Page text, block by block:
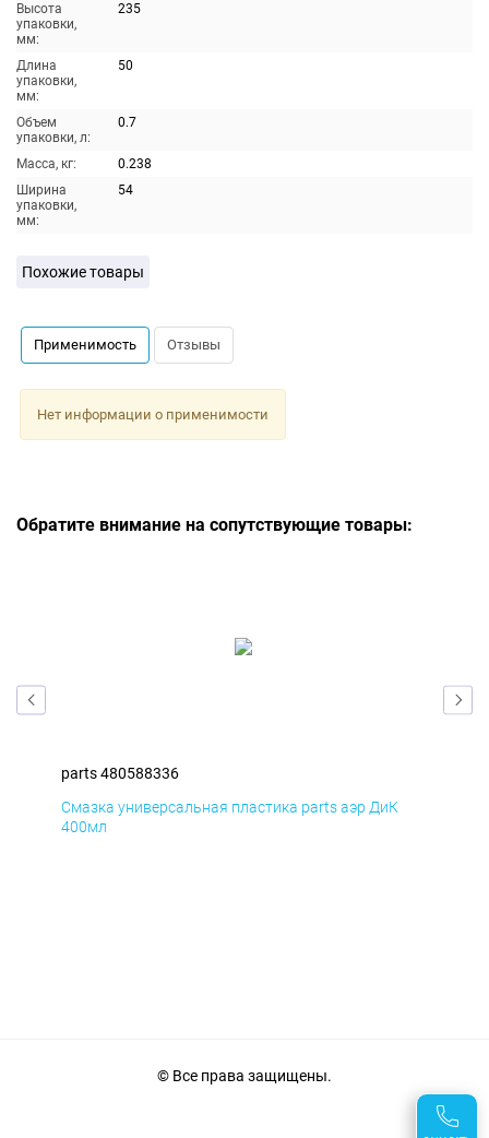
Высота
упаковки,
мм:
235
Длина
упаковки,
мм:
50
Объем
упаковки, л:
0.7
Масса, кг:
0.238
Ширина
упаковки,
мм:
54
Похожие товары
Применимость Отзывы
Нет информации о применимости
Обратите внимание на сопутствующие товары:
parts 480588336
Смазка универсальная пластика parts аэр ДиК
400мл
© Все права защищены.